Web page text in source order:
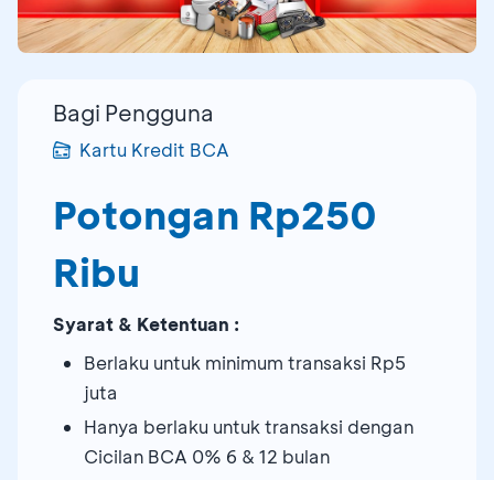
Bagi Pengguna
Kartu Kredit BCA
Potongan Rp250
Ribu
Syarat & Ketentuan :
Berlaku untuk minimum transaksi Rp5
juta
Hanya berlaku untuk transaksi dengan
Cicilan BCA 0% 6 & 12 bulan